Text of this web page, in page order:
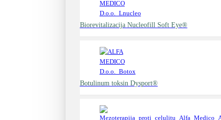
Biorevitalizacija Nucleofill Soft Eye®
Botulinum toksin Dysport®